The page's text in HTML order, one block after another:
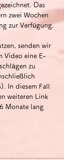
zwei Wochen
zur Verfügung.
senden wir
Video eine E-
zu
In diesem Fall
weiteren Link
Monate lang